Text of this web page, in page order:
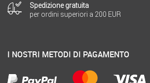
Spedizione gratuita
per ordini superiori a 200 EUR
I NOSTRI METODI DI PAGAMENTO